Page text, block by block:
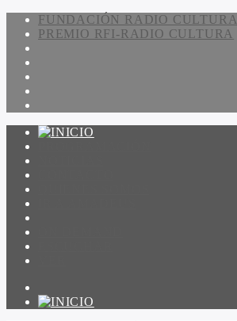
FUNDACIÓN RADIO CULTURA
PREMIO RFI-RADIO CULTURA